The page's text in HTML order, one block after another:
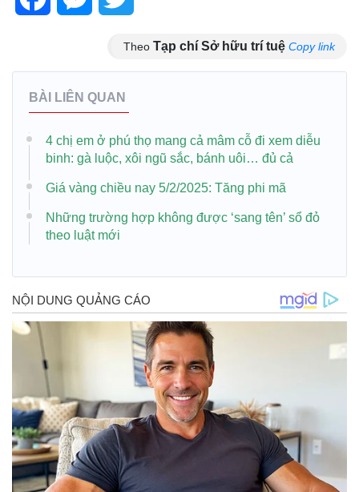
Theo Tạp chí Sở hữu trí tuệ Copy link
BÀI LIÊN QUAN
4 chị em ở phú thọ mang cả mâm cỗ đi xem diễu
binh: gà luộc, xôi ngũ sắc, bánh uôi… đủ cả
Giá vàng chiều nay 5/2/2025: Tăng phi mã
Những trường hợp không được ‘sang tên’ sổ đỏ
theo luật mới